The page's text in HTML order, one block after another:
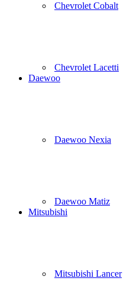
Chevrolet Cobalt
Chevrolet Lacetti
Daewoo
Daewoo Nexia
Daewoo Matiz
Mitsubishi
Mitsubishi Lancer